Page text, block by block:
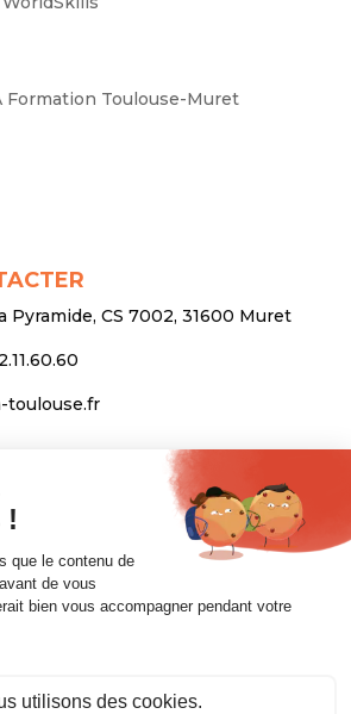
Formation Toulouse-Muret
Pyramide, CS 7002, 31600 Muret
toulouse.fr
personnelles